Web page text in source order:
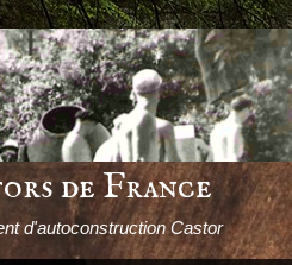
de France
d'autoconstruction Castor